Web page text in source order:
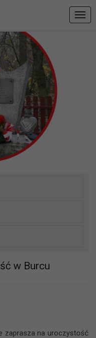
w Burcu
zaprasza na uroczystość